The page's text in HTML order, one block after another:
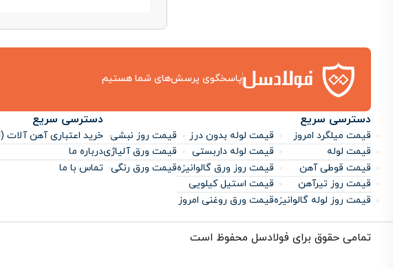
پاسخگوی پرسش‌های شما هستیم
دسترسی سریع
قیمت میلگرد امروز
قیمت لوله
قیمت قوطی آهن
قیمت روز تیرآهن
قیمت روز لوله گالوانیزه
قیمت لوله بدون درز
قیمت لوله داربستی
قیمت روز ورق گالوانیزه
قیمت استیل کیلویی
قیمت ورق روغنی امروز
قیمت روز نبشی
قیمت ورق آلیاژی
قیمت ورق رنگی
دسترسی سریع
خرید اعتباری آهن آلات (LC)
درباره ما
تماس با ما
تمامی حقوق برای فولادسل محفوظ است